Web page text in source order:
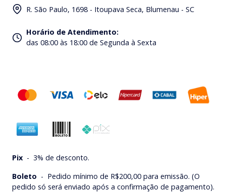
R. São Paulo, 1698 - Itoupava Seca, Blumenau - SC
Horário de Atendimento:
das 08:00 às 18:00 de Segunda à Sexta
Pix - 3% de desconto.
Boleto - Pedido mínimo de R$200,00 para emissão. (O
pedido só será enviado após a confirmação de pagamento).